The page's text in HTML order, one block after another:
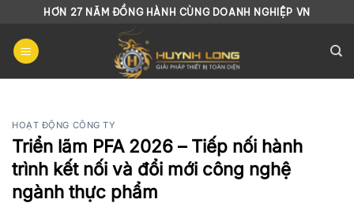
Chuyển
nội
dung
HƠN 27 NĂM ĐỒNG HÀNH CÙNG DOANH NGHIỆP VN
HOẠT ĐỘNG CÔNG TY
Triển lãm PFA 2026 – Tiếp nối hành
trình kết nối và đổi mới công nghệ
ngành thực phẩm